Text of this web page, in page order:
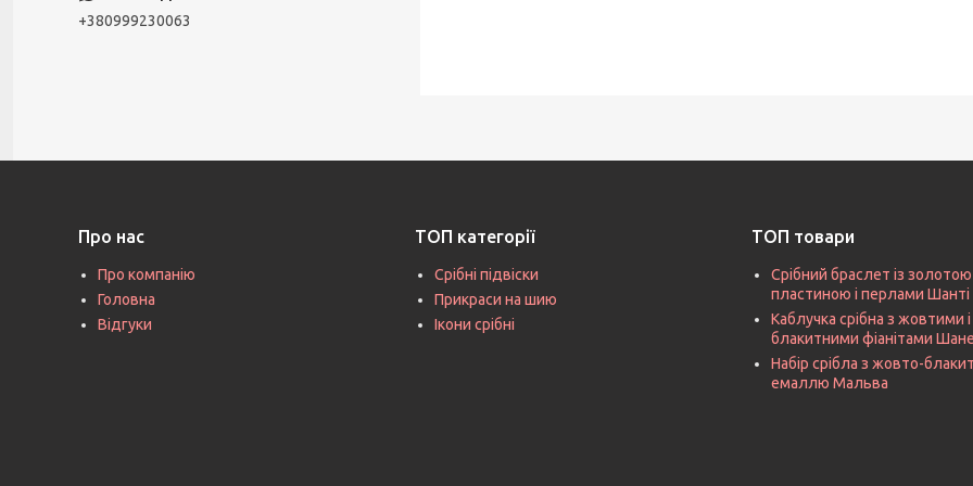
+380999230063
Про нас
Про компанію
Головна
Відгуки
ТОП категорії
Срібні підвіски
Прикраси на шию
Ікони срібні
ТОП товари
Срібний браслет із золотою
пластиною і перлами Шанті
Каблучка срібна з жовтими і
блакитними фіанітами
Набір срібла з жовто-
емаллю Мальва